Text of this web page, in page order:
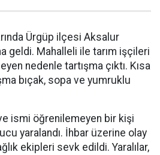
Ürgüp ilçesi Aksalur
geldi. Mahalleli ile tarım işçileri
nedenle tartışma çıktı. Kısa
bıçak, sopa ve yumruklu
ismi öğrenilemeyen bir kişi
yaralandı. İhbar üzerine olay
ekipleri sevk edildi. Yaralılar,